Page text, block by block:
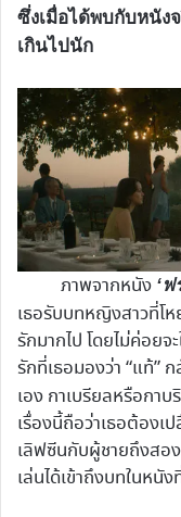
ซึ่งเมื่อได้พบกับหนัง
เกินไปนัก
ภาพจากหนัง ‘
เธอรับบทหญิงสาวที่โห
รักมากไป โดยไม่ค่อย
รักที่เธอมองว่า “แท้”
เอง กาเบรียลหรือกา
เรื่องนี้ถือว่าเธอต้อง
เลิฟซีนกับผู้ชายถึงสอ
เล่นได้เข้าถึงบทในหนั